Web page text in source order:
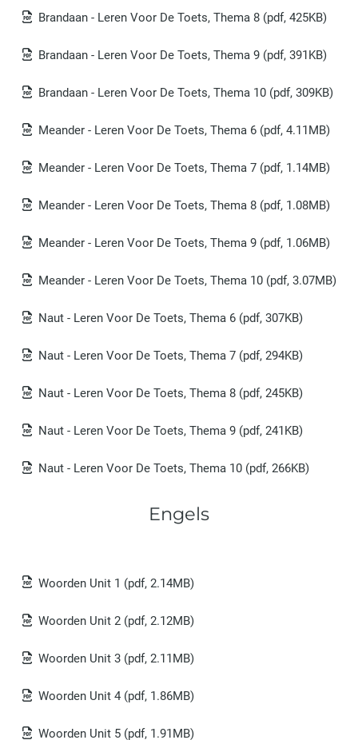
Brandaan - Leren Voor De Toets, Thema 8 (pdf, 425KB)
Brandaan - Leren Voor De Toets, Thema 9 (pdf, 391KB)
Brandaan - Leren Voor De Toets, Thema 10 (pdf, 309KB)
Meander - Leren Voor De Toets, Thema 6 (pdf, 4.11MB)
Meander - Leren Voor De Toets, Thema 7 (pdf, 1.14MB)
Meander - Leren Voor De Toets, Thema 8 (pdf, 1.08MB)
Meander - Leren Voor De Toets, Thema 9 (pdf, 1.06MB)
Meander - Leren Voor De Toets, Thema 10 (pdf, 3.07MB)
Naut - Leren Voor De Toets, Thema 6 (pdf, 307KB)
Naut - Leren Voor De Toets, Thema 7 (pdf, 294KB)
Naut - Leren Voor De Toets, Thema 8 (pdf, 245KB)
Naut - Leren Voor De Toets, Thema 9 (pdf, 241KB)
Naut - Leren Voor De Toets, Thema 10 (pdf, 266KB)
Engels
Woorden Unit 1 (pdf, 2.14MB)
Woorden Unit 2 (pdf, 2.12MB)
Woorden Unit 3 (pdf, 2.11MB)
Woorden Unit 4 (pdf, 1.86MB)
Woorden Unit 5 (pdf, 1.91MB)